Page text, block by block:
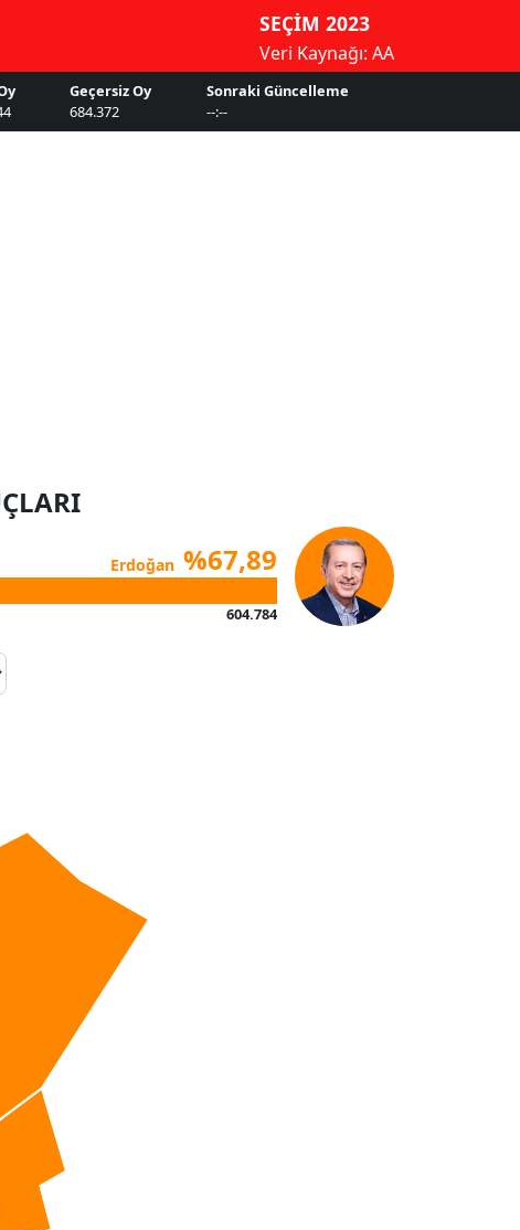
SEÇİM 2023
Veri Kaynağı: AA
Geçersiz Oy
684.372
Sonraki Güncelleme
--:--
Erdoğan %67,89
604.784